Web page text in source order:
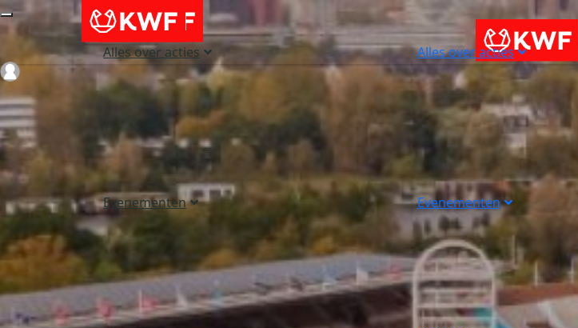
Alles over acties
Evenementen
Alles over acties
Evenementen
Login